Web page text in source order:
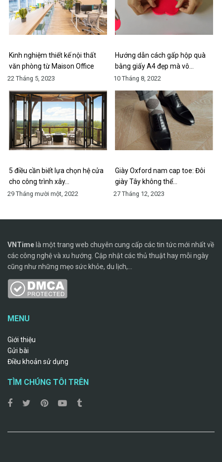
Kinh nghiệm thiết kế nội thất
văn phòng từ Maison Office
22 Tháng 5, 2023
Hướng dẫn cách gấp hộp quà
bằng giấy A4 đẹp mà vô…
10 Tháng 8, 2022
5 điều cần biết lựa chọn hệ cửa
cho công trình xây…
29 Tháng mười một, 2022
Giày Oxford nam cap toe: Đôi
giày Tây không thể…
27 Tháng 12, 2023
VNTime là một trang web chuyên cung cấp các tin tức mới nhất về
các công nghệ và xu hướng. Cập nhật các thủ thuật hay mỗi ngày
cũng như những mẹo sức khỏe, du lịch,...
MENU
Giới thiệu
Gửi bài
Điều khoản sử dụng
TÌM CHÚNG TÔI TRÊN